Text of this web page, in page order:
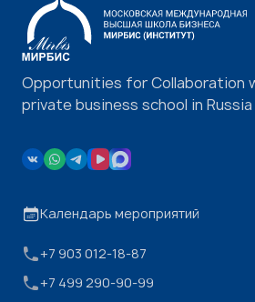
Opportunities for Collaboration
private business school in Russia
Календарь мероприятий
+7 903 012-18-87
+7 499 290-90-99